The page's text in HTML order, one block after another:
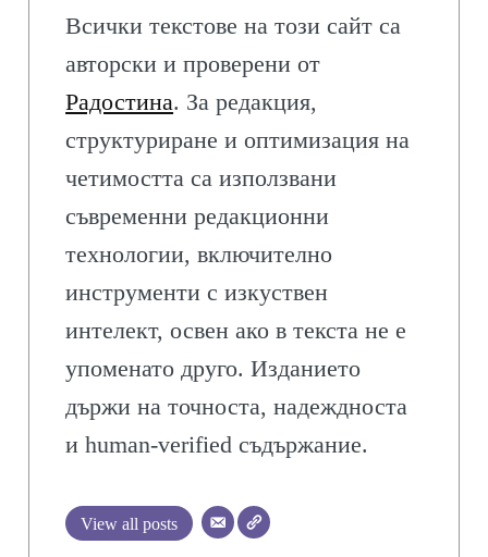
Всички текстове на този сайт са
авторски и проверени от
Радостина. За редакция,
структуриране и оптимизация на
четимостта са използвани
съвременни редакционни
технологии, включително
инструменти с изкуствен
интелект, освен ако в текста не е
упоменато друго. Изданието
държи на точноста, надеждноста
и human-verified съдържание.
View all posts